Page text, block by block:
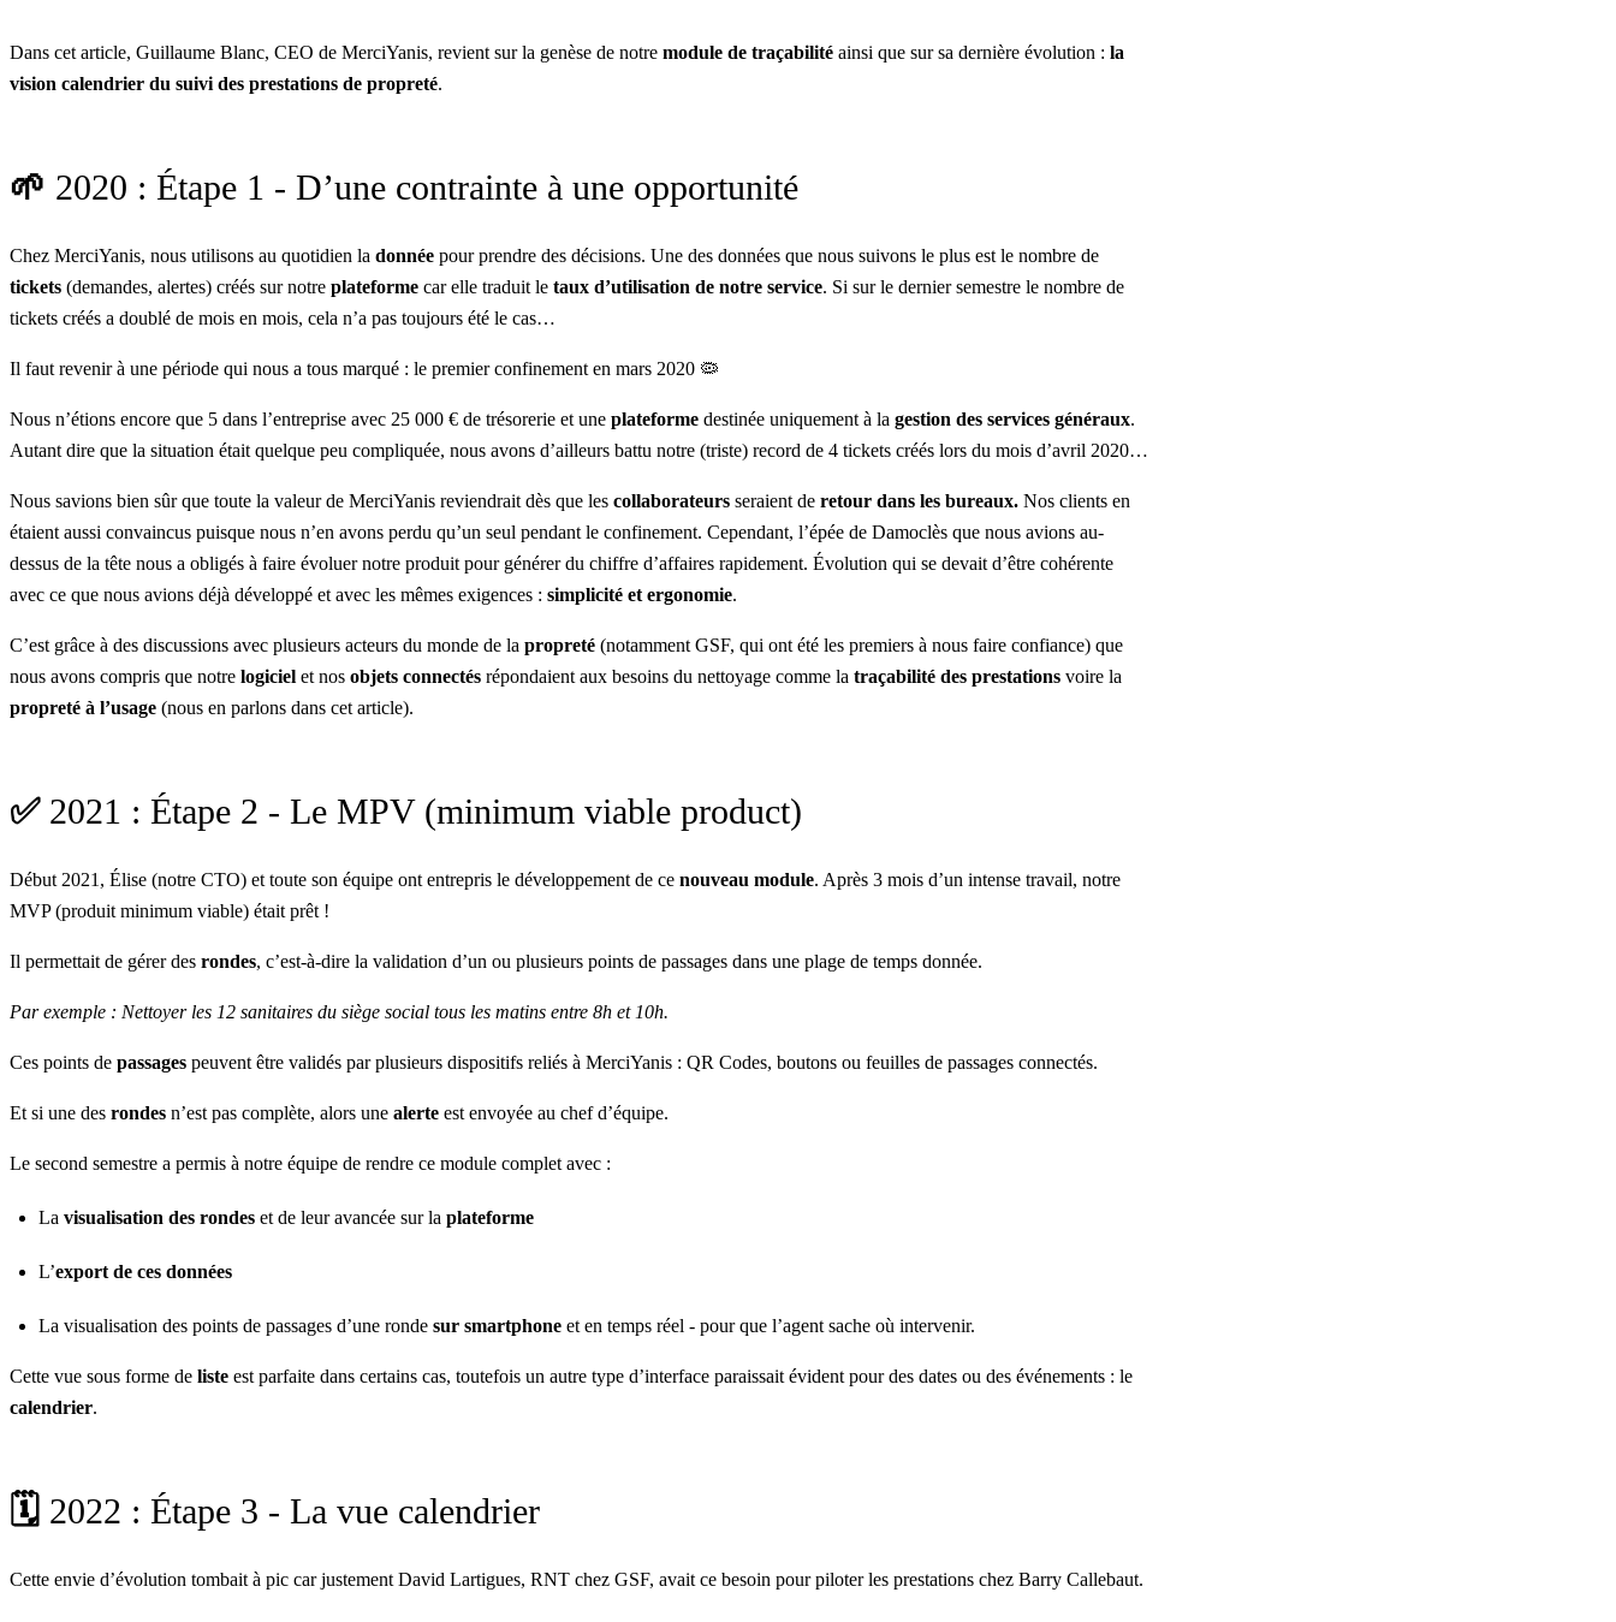
Dans cet article, Guillaume Blanc, CEO de MerciYanis, revient sur la genèse de notre module de traçabilité ainsi que sur sa dernière évolution : la
vision calendrier du suivi des prestations de propreté.
🌱 2020 : Étape 1 - D’une contrainte à une opportunité
Chez MerciYanis, nous utilisons au quotidien la donnée pour prendre des décisions. Une des données que nous suivons le plus est le nombre de
tickets (demandes, alertes) créés sur notre plateforme car elle traduit le taux d’utilisation de notre service. Si sur le dernier semestre le nombre de
tickets créés a doublé de mois en mois, cela n’a pas toujours été le cas…
Il faut revenir à une période qui nous a tous marqué : le premier confinement en mars 2020 🦠
Nous n’étions encore que 5 dans l’entreprise avec 25 000 € de trésorerie et une plateforme destinée uniquement à la gestion des services généraux.
Autant dire que la situation était quelque peu compliquée, nous avons d’ailleurs battu notre (triste) record de 4 tickets créés lors du mois d’avril 2020…
Nous savions bien sûr que toute la valeur de MerciYanis reviendrait dès que les collaborateurs seraient de retour dans les bureaux. Nos clients en
étaient aussi convaincus puisque nous n’en avons perdu qu’un seul pendant le confinement. Cependant, l’épée de Damoclès que nous avions au-
dessus de la tête nous a obligés à faire évoluer notre produit pour générer du chiffre d’affaires rapidement. Évolution qui se devait d’être cohérente
avec ce que nous avions déjà développé et avec les mêmes exigences : simplicité et ergonomie.
C’est grâce à des discussions avec plusieurs acteurs du monde de la propreté (notamment GSF, qui ont été les premiers à nous faire confiance) que
nous avons compris que notre logiciel et nos objets connectés répondaient aux besoins du nettoyage comme la traçabilité des prestations voire la
propreté à l’usage (nous en parlons dans cet article).
✅2021 : Étape 2 - Le MPV (minimum viable product)
Début 2021, Élise (notre CTO) et toute son équipe ont entrepris le développement de ce nouveau module. Après 3 mois d’un intense travail, notre
MVP (produit minimum viable) était prêt !
Il permettait de gérer des rondes, c’est-à-dire la validation d’un ou plusieurs points de passages dans une plage de temps donnée.
Par exemple : Nettoyer les 12 sanitaires du siège social tous les matins entre 8h et 10h.
Ces points de passages peuvent être validés par plusieurs dispositifs reliés à MerciYanis : QR Codes, boutons ou feuilles de passages connectés.
Et si une des rondes n’est pas complète, alors une alerte est envoyée au chef d’équipe.
Le second semestre a permis à notre équipe de rendre ce module complet avec :
La visualisation des rondes et de leur avancée sur la plateforme
L’export de ces données
La visualisation des points de passages d’une ronde sur smartphone et en temps réel - pour que l’agent sache où intervenir.
Cette vue sous forme de liste est parfaite dans certains cas, toutefois un autre type d’interface paraissait évident pour des dates ou des événements : le
calendrier.
🗓 2022 : Étape 3 - La vue calendrier
Cette envie d’évolution tombait à pic car justement David Lartigues, RNT chez GSF, avait ce besoin pour piloter les prestations chez Barry Callebaut.